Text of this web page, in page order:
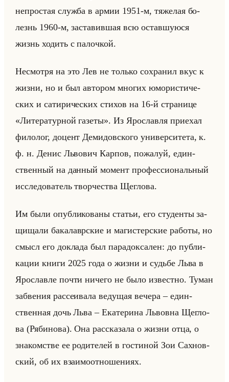
непро­стая служ­ба в армии 1951-м, тя­же­лая бо­
лезнь 1960-м, за­ста­вив­шая всю остав­шу­юся
жизнь хо­дить с па­лоч­кой.
Несмот­ря на это Лев не только со­хра­нил вкус к
жизни, но и был ав­то­ром мно­гих юмо­ри­сти­че­
ских и са­ти­ри­че­ских сти­хов на 16-й стра­ни­це
«Литературной газеты». Из Яро­слав­ля при­ехал
фи­ло­лог, до­цент Де­ми­дов­ско­го уни­вер­си­те­та, к.
ф. н. Денис Льво­вич Кар­пов, по­жа­луй, един­
ствен­ный на дан­ный мо­мент про­фес­си­ональный
ис­сле­до­ва­тель твор­че­ства Щег­ло­ва.
Им были опуб­ли­ко­ва­ны ста­тьи, его сту­ден­ты за­
щи­ща­ли ба­ка­лавр­ские и ма­ги­стер­ские ра­бо­ты, но
смысл его до­кла­да был па­ра­док­са­лен: до пуб­ли­
ка­ции книги 2025 года о жизни и судьбе Льва в
Яро­слав­ле почти ни­че­го не было из­вест­но. Туман
за­бве­ния рас­се­ива­ла ве­ду­щая ве­че­ра – един­
ствен­ная дочь Льва – Ека­те­ри­на Львов­на Щег­ло­
ва (Ря­би­но­ва). Она рас­ска­за­ла о жизни отца, о
зна­ком­стве ее ро­ди­те­лей в го­сти­ной Зои Сахнов­
ский, об их вза­имо­от­но­ше­ни­ях.